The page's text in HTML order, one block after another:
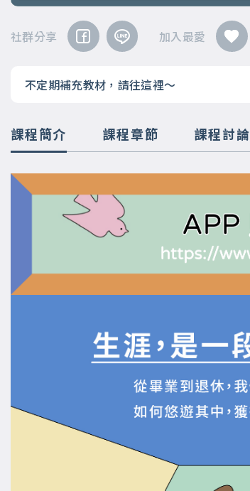
不定期補充教材，請往這裡～
社群分享 加入最愛
課程簡介 課程章節 課程討論